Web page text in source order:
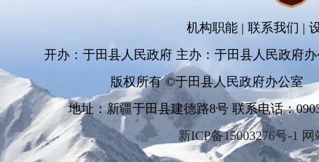
机构职能 | 联系我们 |
开办：于田县人民政府 主办：于田县人民政府
版权所有 ©于田县人民政府办公室
地址：新疆于田县建德路8号 联系电话：
新ICP备15003276号-1